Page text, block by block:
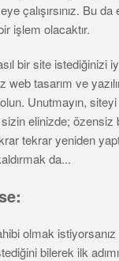
çalışırsınız. Bu
işlem olacaktır.
bir site istediğinizi
web tasarım ve
Unutmayın, siteyi
elinizde; özensiz
tekrar yeniden
da...
olmak
bilerek ilk